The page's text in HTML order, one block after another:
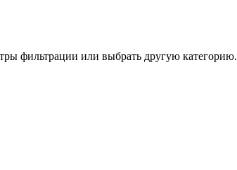
фильтрации или выбрать другую категорию.